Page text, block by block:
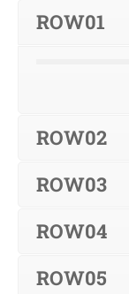
ROW01
ROW02
ROW03
ROW04
ROW05